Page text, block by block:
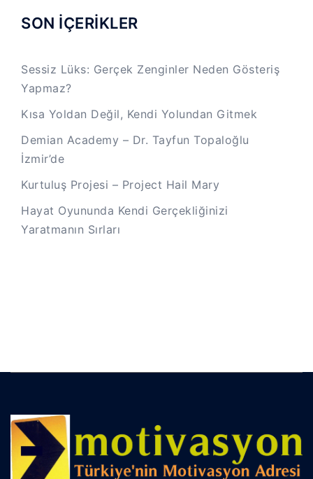
SON İÇERİKLER
Sessiz Lüks: Gerçek Zenginler Neden Gösteriş
Yapmaz?
Kısa Yoldan Değil, Kendi Yolundan Gitmek
Demian Academy – Dr. Tayfun Topaloğlu
İzmir’de
Kurtuluş Projesi – Project Hail Mary
Hayat Oyununda Kendi Gerçekliğinizi
Yaratmanın Sırları